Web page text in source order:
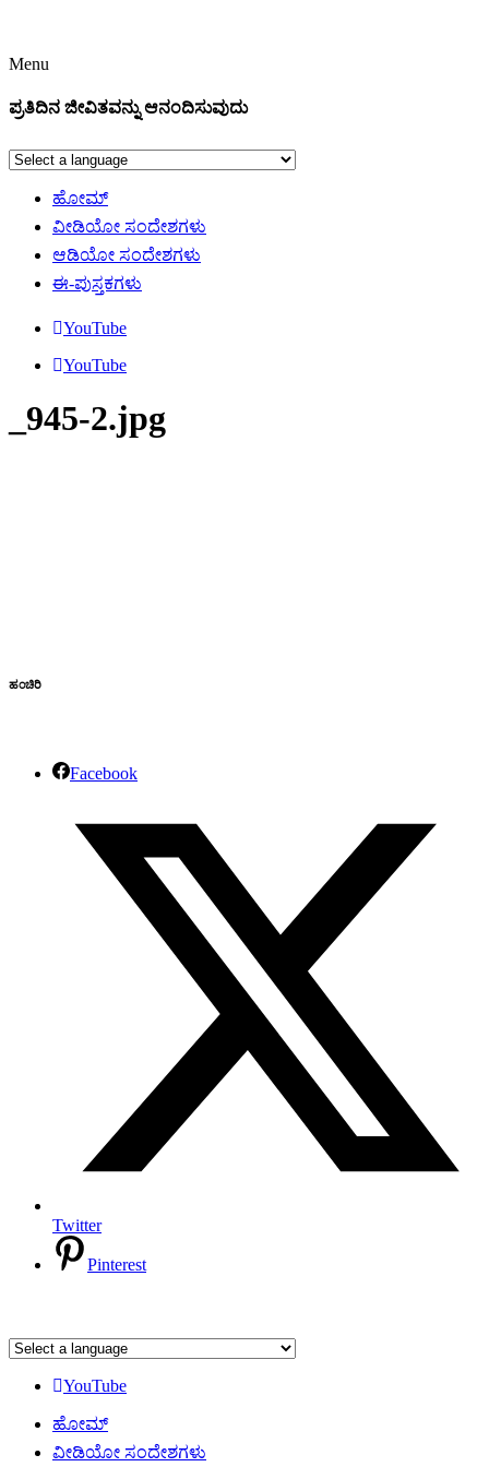
Menu
ಪ್ರತಿದಿನ ಜೀವಿತವನ್ನು ಆನಂದಿಸುವುದು
ಹೋಮ್
ವೀಡಿಯೋ ಸಂದೇಶಗಳು
ಆಡಿಯೋ ಸಂದೇಶಗಳು
ಈ-ಪುಸ್ತಕಗಳು
YouTube
YouTube
_945-2.jpg
ಹಂಚಿರಿ
Facebook
Twitter
Pinterest
YouTube
ಹೋಮ್
ವೀಡಿಯೋ ಸಂದೇಶಗಳು